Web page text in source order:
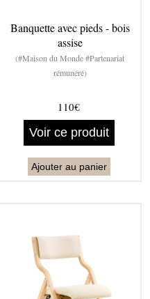
Banquette avec pieds - bois
assise
(#Maison du Monde #Partenariat
rémunéré)
110€
Voir ce produit
Ajouter au panier